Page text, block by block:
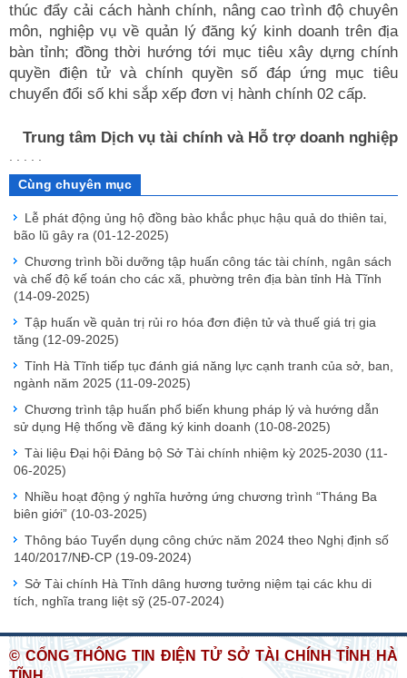
thúc đẩy cải cách hành chính, nâng cao trình độ chuyên
môn, nghiệp vụ về quản lý đăng ký kinh doanh trên địa
bàn tỉnh; đồng thời hướng tới mục tiêu xây dựng chính
quyền điện tử và chính quyền số đáp ứng mục tiêu
chuyển đổi số khi sắp xếp đơn vị hành chính 02 cấp.
Trung tâm Dịch vụ tài chính và Hỗ trợ doanh nghiệp
Cùng chuyên mục
Lễ phát động ủng hộ đồng bào khắc phục hậu quả do thiên tai,
bão lũ gây ra (01-12-2025)
Chương trình bồi dưỡng tập huấn công tác tài chính, ngân sách
và chế độ kế toán cho các xã, phường trên địa bàn tỉnh Hà Tĩnh
(14-09-2025)
Tập huấn về quản trị rủi ro hóa đơn điện tử và thuế giá trị gia
tăng (12-09-2025)
Tỉnh Hà Tĩnh tiếp tục đánh giá năng lực cạnh tranh của sở, ban,
ngành năm 2025 (11-09-2025)
Chương trình tập huấn phổ biến khung pháp lý và hướng dẫn
sử dụng Hệ thống về đăng ký kinh doanh (10-08-2025)
Tài liệu Đại hội Đảng bộ Sở Tài chính nhiệm kỳ 2025-2030 (11-
06-2025)
Nhiều hoạt động ý nghĩa hưởng ứng chương trình “Tháng Ba
biên giới” (10-03-2025)
Thông báo Tuyển dụng công chức năm 2024 theo Nghị định số
140/2017/NĐ-CP (19-09-2024)
Sở Tài chính Hà Tĩnh dâng hương tưởng niệm tại các khu di
tích, nghĩa trang liệt sỹ (25-07-2024)
© CỔNG THÔNG TIN ĐIỆN TỬ SỞ TÀI CHÍNH TỈNH HÀ